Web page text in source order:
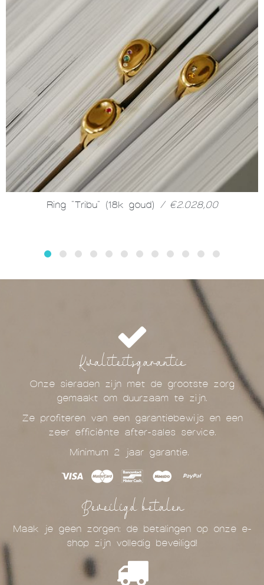
Ring "Tribu" (18k goud) / €2.028,00
Kwaliteitsgarantie
Onze sieraden zijn met de grootste zorg
gemaakt om duurzaam te zijn.
Ze profiteren van een garantiebewijs en een
zeer efficiënte after-sales service.
Minimum 2 jaar garantie.
Beveiligd betalen
Maak je geen zorgen: de betalingen op onze e-
shop zijn volledig beveiligd!